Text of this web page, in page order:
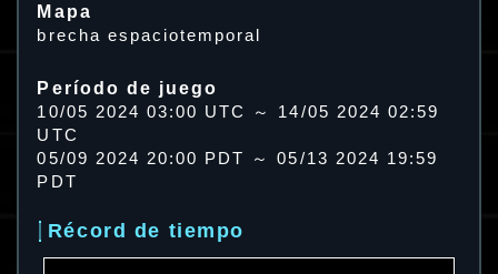
Mapa
brecha espaciotemporal
Período de juego
10/05 2024 03:00 UTC ～ 14/05 2024 02:59
UTC
05/09 2024 20:00 PDT ～ 05/13 2024 19:59
PDT
Récord de tiempo